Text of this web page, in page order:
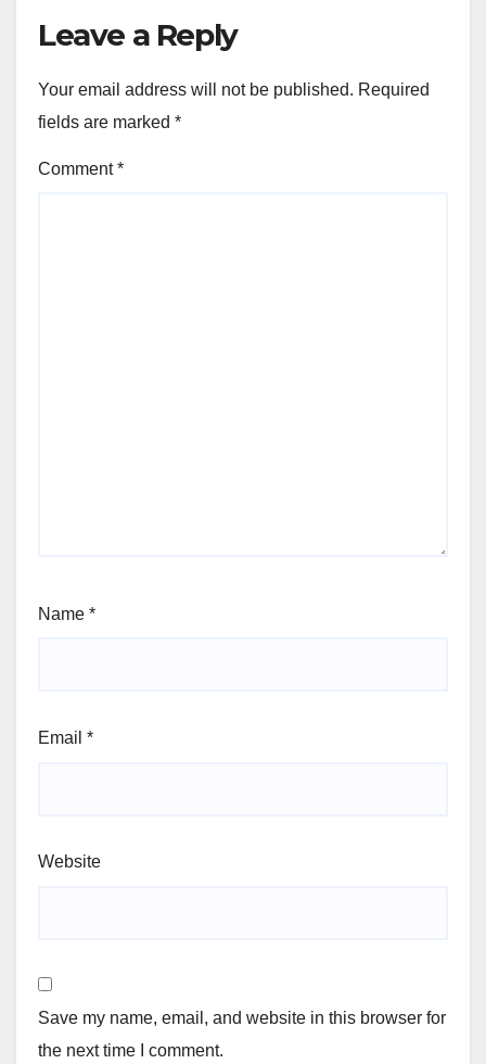
Leave a Reply
Your email address will not be published. Required
fields are marked *
Comment*
Name *
Email *
Website
Save my name, email, and website in this browser for
the next time I comment.